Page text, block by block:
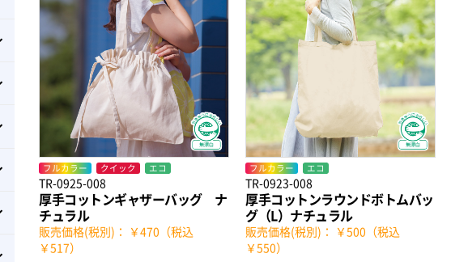
フルカラー クイック エコ
TR-0925-008
厚手コットンギャザーバッグ ナ
チュラル
販売価格(税別)： ￥470（税込
￥517）
フルカラー エコ
TR-0923-008
厚手コットンラウンドボトムバッ
グ（L）ナチュラル
販売価格(税別)： ￥500（税込
￥550）